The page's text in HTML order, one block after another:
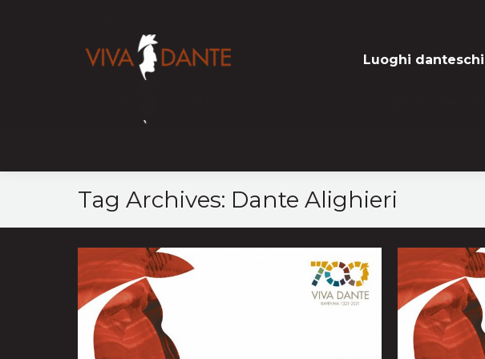
Tag Archives: Dante Alighieri
Luoghi danteschi